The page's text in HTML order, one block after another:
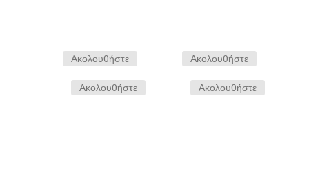
Ακολουθήστε Ακολουθήστε
Ακολουθήστε Ακολουθήστε